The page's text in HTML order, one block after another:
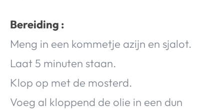
Bereiding :
Meng in een kommetje azijn en sjalot.
Laat 5 minuten staan.
Klop op met de mosterd.
Voeg al kloppend de olie in een dun